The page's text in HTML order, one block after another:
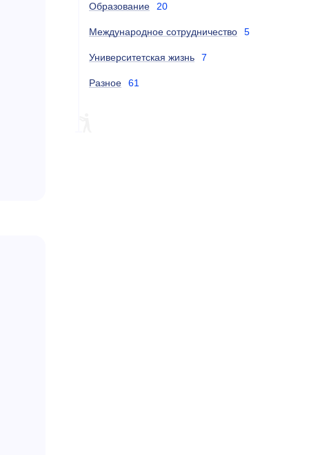
Образование 20
Международное сотрудничество 5
Университетская жизнь 7
Разное 61